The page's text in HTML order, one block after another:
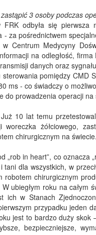
3 osoby podczas
odbyła się pierwsza
za pośrednictwem
Centrum Medycyny
na odległość, firma
danych oraz
pomiędzy CMD
ms - co świadczy o
do prowadzenia operacji na
10 lat temu
żółciowego,
chirurgicznym na świecie.
in heart”, co oznacza
dla wszystkich, w
chirurgicznym
ubiegłym roku na całym
ich w Stanach
przypadku jeden
jest to bardzo duży skok
bezpieczniejsze,